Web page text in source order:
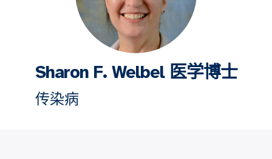
Sharon F. Welbel 医学博士
传染病